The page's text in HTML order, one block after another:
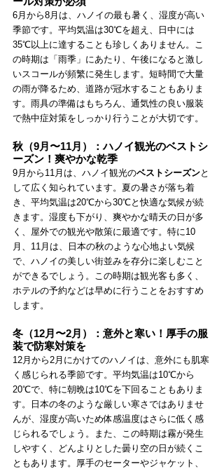
6月から8月は、ハノイの最も暑く、湿度が高い
季節です。平均気温は30℃を超え、日中には
35℃以上に達することも珍しくありません。こ
の時期は「雨季」にあたり、午後になると激し
いスコールが頻繁に発生します。短時間で大量
の雨が降るため、道路が冠水することもありま
す。雨具の準備はもちろん、通気性の良い服装
で熱中症対策をしっかり行うことが大切です。
秋（9月〜11月）：ハノイ観光のベストシ
ーズン！爽やかな乾季
9月から11月は、ハノイ観光のベストシーズンと
して広く知られています。夏の暑さが落ち着
き、平均気温は20℃から30℃と快適な気候が続
きます。湿度も下がり、爽やかな晴天の日が多
く、屋外での観光や散策に最適です。特に10
月、11月は、日本の秋のような心地よい気候
で、ハノイの美しい街並みを存分に楽しむこと
ができるでしょう。この時期は観光客も多く、
ホテルの予約などは早めに行うことをおすすめ
します。
冬（12月〜2月）：意外と寒い！厚手の服
装で防寒対策を
12月から2月にかけてのハノイは、意外にも肌寒
く感じられる季節です。平均気温は10℃から
20℃で、特に朝晩は10℃を下回ることもありま
す。日本の冬のような厳しい寒さではありませ
んが、湿度が高いため体感温度はさらに低く感
じられるでしょう。また、この時期は霧が発生
しやすく、どんよりとした曇り空の日が続くこ
ともあります。厚手のセーターやジャケット、